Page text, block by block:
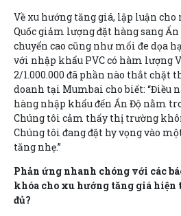
Về xu hướng tăng giá, lập luận cho
Quốc giảm lượng đặt hàng sang Ấn
chuyển cao cũng như mối đe dọa
với nhập khẩu PVC có hàm lượng
2/1.000.000 đã phần nào thắt
doanh tại Mumbai cho biết: “Điều
hàng nhập khẩu đến Ấn Độ nằm
Chúng tôi cảm thấy thị trường
Chúng tôi đang đặt hy vọng vào
tăng nhẹ.”
Phản ứng nhanh chóng với các
khóa cho xu hướng tăng giá hiện
đủ?